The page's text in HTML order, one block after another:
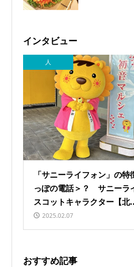
インタビュー
人
「サニーライフォン」の特
っぽの電話＞？ サニーラ
スコットキャラクター【北
2025.02.07
おすすめ記事